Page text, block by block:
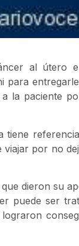
al útero
para
la paciente
tiene
por no
dieron su
puede ser